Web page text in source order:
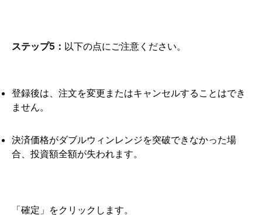
ステップ5： 以下の点にご注意ください。
登録後は、注文を変更またはキャンセルすることはでき
ません。
決済価格がダブルウィンレンジを突破できなかった場
合、投資額全額が失われます。
「確定」をクリックします。